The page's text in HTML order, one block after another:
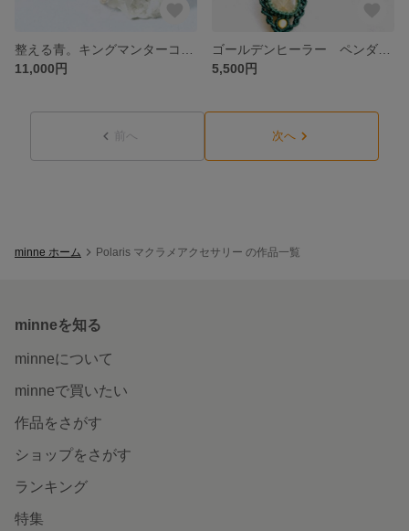
11,000円
5,500円
前へ 次へ
minne ホーム Polaris マクラメアクセサリー の作品一覧
minneを知る
minneについて
minneで買いたい
作品をさがす
ショップをさがす
ランキング
特集